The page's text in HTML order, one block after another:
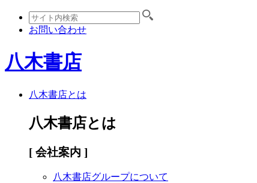
お問い合わせ
八木書店
八木書店とは
八木書店とは
[ 会社案内 ]
八木書店グループについて